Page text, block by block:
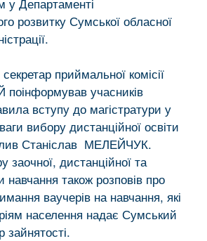
розвитку Сумської обласної
приймальної комісії
учасників
вступу до магістратури у
вибору дистанційної освіти
Станіслав МЕЛЕЙЧУК.
заочної, дистанційної та
навчання також розповів про
ваучерів на навчання, які
населення надає Сумський